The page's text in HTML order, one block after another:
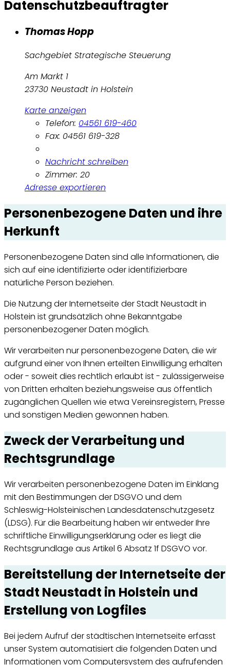
Datenschutzbeauftragter
Thomas Hopp
Sachgebiet Strategische Steuerung
Am Markt 1
23730 Neustadt in Holstein
Karte anzeigen
Telefon: 04561 619-460
Fax: 04561 619-328
Nachricht schreiben
Zimmer: 20
Adresse exportieren
Personenbezogene Daten und ihre
Herkunft
Personenbezogene Daten sind alle Informationen, die
sich auf eine identifizierte oder identifizierbare
natürliche Person beziehen.
Die Nutzung der Internetseite der Stadt Neustadt in
Holstein ist grundsätzlich ohne Bekanntgabe
personenbezogener Daten möglich.
Wir verarbeiten nur personenbezogene Daten, die wir
aufgrund einer von Ihnen erteilten Einwilligung erhalten
oder - soweit dies rechtlich erlaubt ist - zulässigerweise
von Dritten erhalten beziehungsweise aus öffentlich
zugänglichen Quellen wie etwa Vereinsregistern, Presse
und sonstigen Medien gewonnen haben.
Zweck der Verarbeitung und
Rechtsgrundlage
Wir verarbeiten personenbezogene Daten im Einklang
mit den Bestimmungen der DSGVO und dem
Schleswig-Holsteinischen Landesdatenschutzgesetz
(LDSG). Für die Bearbeitung haben wir entweder Ihre
schriftliche Einwilligungserklärung oder es liegt die
Rechtsgrundlage aus Artikel 6 Absatz 1f DSGVO vor.
Bereitstellung der Internetseite der
Stadt Neustadt in Holstein und
Erstellung von Logfiles
Bei jedem Aufruf der städtischen Internetseite erfasst
unser System automatisiert die folgenden Daten und
Informationen vom Computersystem des aufrufenden